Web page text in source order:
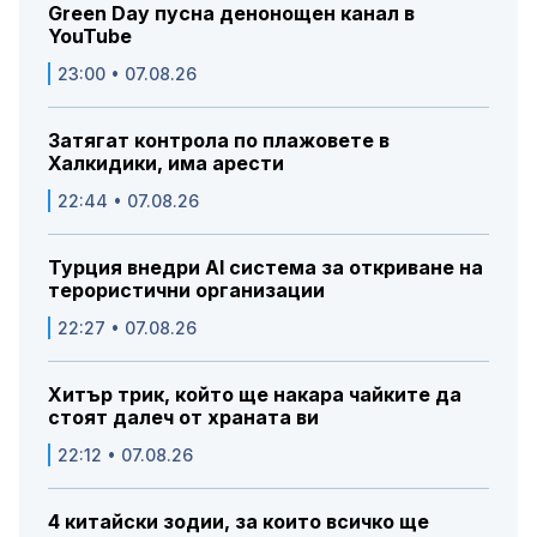
Green Day пусна денонощен канал в
YouTube
23:00 • 07.08.26
Затягат контрола по плажовете в
Халкидики, има арести
22:44 • 07.08.26
Турция внедри AI система за откриване на
терористични организации
22:27 • 07.08.26
Хитър трик, който ще накара чайките да
стоят далеч от храната ви
22:12 • 07.08.26
4 китайски зодии, за които всичко ще